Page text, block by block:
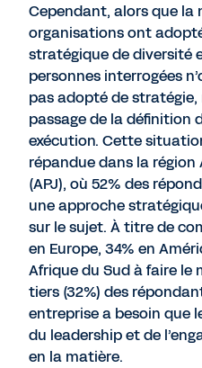
Cependant, alors que la
organisations ont
stratégique de diversité
personnes interrogées
pas adopté de
passage de la définition
exécution. Cette
répandue dans la
(APJ), où 52% des
une approche
sur le sujet. À titre de
en Europe, 34% en
Afrique du Sud à faire le
tiers (32%) des
entreprise a besoin que
du leadership et de
en la matière.